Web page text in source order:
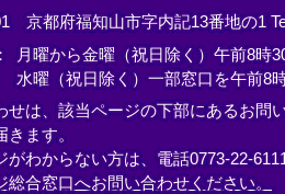
リ
ン
ク
＞
京都府福知山市字内記13番地の1
月曜から金曜（祝日除く）午前8時
水曜（祝日除く）一部窓口を午前8
せは、該当ページの下部にあるお問
きます。
がわからない方は、電話0773-22-
総合窓口へお問い合わせください。